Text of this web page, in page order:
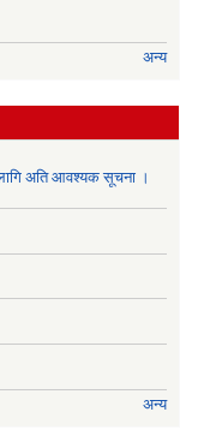
अन्य
लागि अति आवश्यक सूचना ।
अन्य